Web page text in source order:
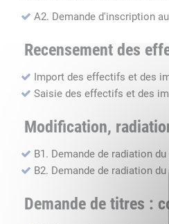
A2. Demande d'inscription
Recensement des
Import des effectifs et des
Saisie des effectifs et des
Modification,
B1. Demande de radiation
B2. Demande de radiation
Demande de titres :